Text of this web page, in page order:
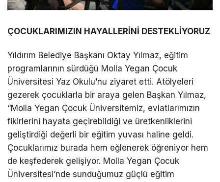
ÇOCUKLARIMIZIN HAYALLERİNİ DESTEKLİYORUZ
Yıldırım Belediye Başkanı Oktay Yılmaz, eğitim
programlarının sürdüğü Molla Yegan Çocuk
Üniversitesi Yaz Okulu’nu ziyaret etti. Atölyeleri
gezerek çocuklarla bir araya gelen Başkan Yılmaz,
“Molla Yegan Çocuk Üniversitemiz, evlatlarımızın
fikirlerini hayata geçirebildiği ve üretkenliklerini
geliştirdiği değerli bir eğitim yuvası haline geldi.
Çocuklarımız burada hem eğlenerek öğreniyor hem
de keşfederek gelişiyor. Molla Yegan Çocuk
Üniversitesi’nde sunduğumuz güçlü eğitim